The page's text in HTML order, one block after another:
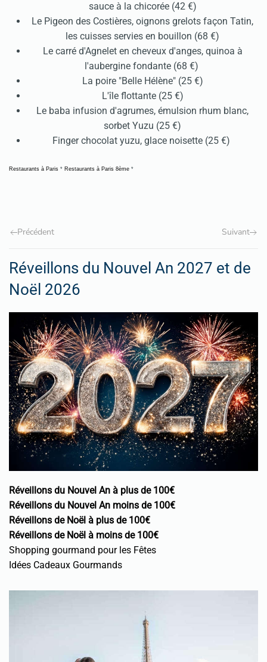
sauce à la chicorée (42 €)
Le Pigeon des Costières, oignons grelots façon Tatin,
les cuisses servies en bouillon (68 €)
Le carré d'Agnelet en cheveux d'anges, quinoa à
l'aubergine fondante (68 €)
La poire "Belle Hélène" (25 €)
L'île flottante (25 €)
Le baba infusion d'agrumes, émulsion rhum blanc,
sorbet Yuzu (25 €)
Finger chocolat yuzu, glace noisette (25 €)
Restaurants à Paris * Restaurants à Paris 8ème *
Précédent Suivant
Réveillons du Nouvel An 2027 et de
Noël 2026
Réveillons du Nouvel An à plus de 100€
Réveillons du Nouvel An moins de 100€
Réveillons de Noël à plus de 100€
Réveillons de Noël à moins de 100€
Shopping gourmand pour les Fêtes
Idées Cadeaux Gourmands